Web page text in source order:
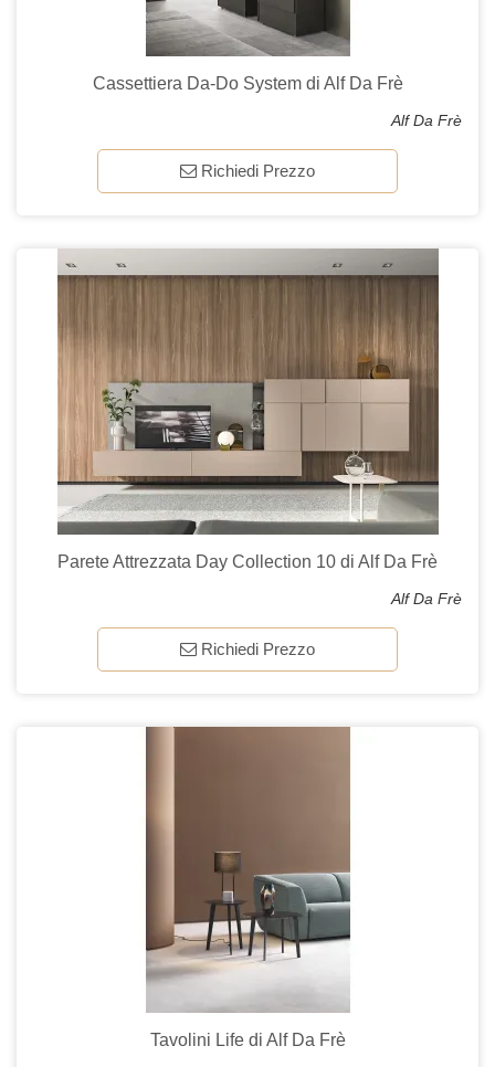
Cassettiera Da-Do System di Alf Da Frè
Alf Da Frè
Richiedi Prezzo
Parete Attrezzata Day Collection 10 di Alf Da Frè
Alf Da Frè
Richiedi Prezzo
Tavolini Life di Alf Da Frè